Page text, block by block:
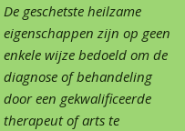
De geschetste heilzame
eigenschappen zijn op geen
enkele wijze bedoeld om de
diagnose of behandeling
door een gekwalificeerde
therapeut of arts te